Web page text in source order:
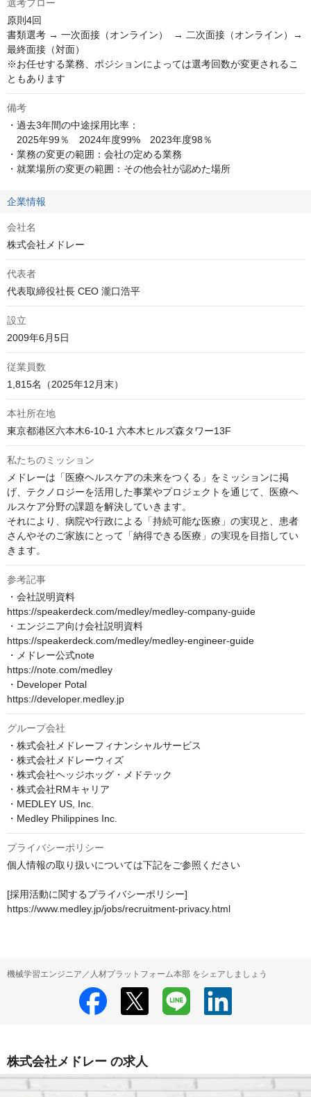
選考フロー
原則4回
書類選考 → 一次面接（オンライン）  → 二次面接（オンライン）→
最終面接（対面）
※お任せする業務、ポジションによっては選考回数が変更されるこ
ともあります
備考
・過去3年間の中途採用比率：
2025年99％　2024年度99%　2023年度98％
・業務の変更の範囲：会社の定める業務
・就業場所の変更の範囲：その他会社が認めた場所
企業情報
会社名
株式会社メドレー
代表者
代表取締役社長 CEO 瀧口浩平
設立
2009年6月5日
従業員数
1,815名（2025年12月末）
本社所在地
東京都港区六本木6-10-1 六本木ヒルズ森タワー13F
私たちのミッション
メドレーは「医療ヘルスケアの未来をつくる」をミッションに掲
げ、テクノロジーを活用した事業やプロジェクトを通じて、医療ヘ
ルスケア分野の課題を解決していきます。
それにより、病院や行政による「持続可能な医療」の実現と、患者
さんやそのご家族にとって「納得できる医療」の実現を目指してい
きます。
参考記事
・会社説明資料
https://speakerdeck.com/medley/medley-company-guide
・エンジニア向け会社説明資料
https://speakerdeck.com/medley/medley-engineer-guide
・メドレー公式note
https://note.com/medley
・Developer Potal
https://developer.medley.jp
グループ会社
・株式会社メドレーフィナンシャルサービス
・株式会社メドレーウィズ
・株式会社ヘッジホッグ・メドテック
・株式会社RMキャリア
・MEDLEY US, Inc.
・Medley Philippines Inc.
プライバシーポリシー
個人情報の取り扱いについては下記をご参照ください
[採用活動に関するプライバシーポリシー]
https://www.medley.jp/jobs/recruitment-privacy.html
機械学習エンジニア／人材プラットフォーム本部 をシェアしましょう
株式会社メドレー の求人